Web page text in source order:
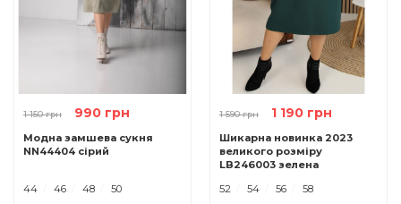
1 150 грн 990 грн
Модна замшева сукня
NN44404 сірий
44 46 48 50
1 590 грн 1 190 грн
Шикарна новинка 2023
великого розміру
LB246003 зелена
52
54 56 58